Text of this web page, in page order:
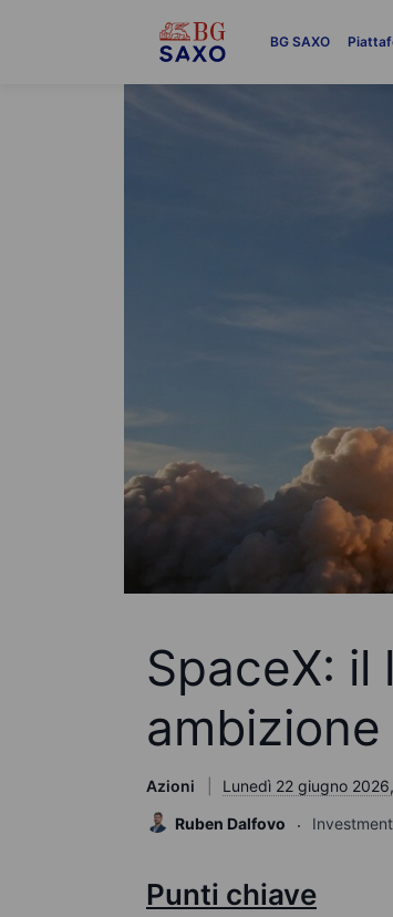
BG SAXO
SpaceX:
Azioni Lunedì 22 giugno
Ruben Dalfovo
Punti chiave